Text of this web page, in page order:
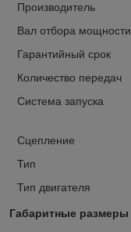
Производитель
Вал отбора мощности
Гарантийный срок
Количество передач
Система запуска
Сцепление
Тип
Тип двигателя
Габаритные размеры